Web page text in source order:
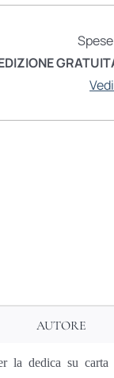
AUTORE
la dedica su carta